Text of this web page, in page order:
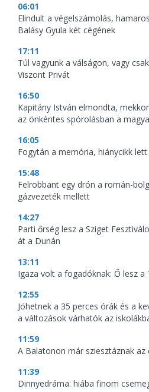
06:01
Elindult a végelszámolás,
Balásy Gyula két cégének
17:11
Túl vagyunk a válságon, vagy
Viszont Privát
16:50
Kapitány István elmondta,
az önkéntes spórolásban a
16:05
Fogytán a memória, hiánycikk
15:48
Felrobbant egy drón a román-
gázvezeték mellett
14:27
Parti őrség lesz a Sziget
át a Dunán
13:11
Igaza volt a fogadóknak: Ő lesz
12:55
Jöhetnek a 35 perces órák és a
a változások várhatók az
11:59
A Balatonon már sziesztáznak az
11:39
Dinnyedráma: hiába finom